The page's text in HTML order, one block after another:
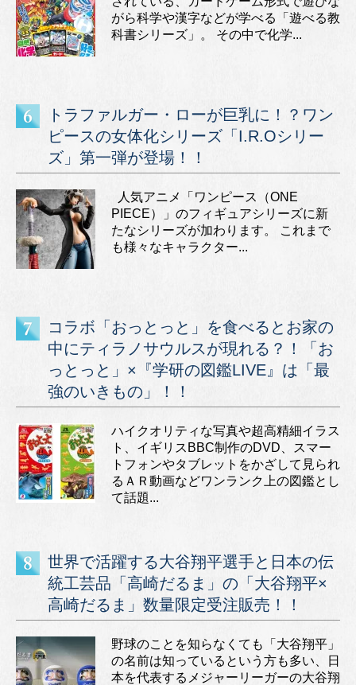
がら科学や漢字などが学べる「遊べる教
科書シリーズ」。 その中で化学...
トラファルガー・ローが巨乳に！？ワン
ピースの女体化シリーズ「I.R.Oシリー
ズ」第一弾が登場！！
人気アニメ「ワンピース（ONE
PIECE）」のフィギュアシリーズに新
たなシリーズが加わります。 これまで
も様々なキャラクター...
コラボ「おっとっと」を食べるとお家の
中にティラノサウルスが現れる？！「お
っとっと」×『学研の図鑑LIVE』は「最
強のいきもの」！！
ハイクオリティな写真や超高精細イラス
ト、イギリスBBC制作のDVD、スマー
トフォンやタブレットをかざして見られ
るＡＲ動画などワンランク上の図鑑とし
て話題...
世界で活躍する大谷翔平選手と日本の伝
統工芸品「高崎だるま」の「大谷翔平×
高崎だるま」数量限定受注販売！！
野球のことを知らなくても「大谷翔平」
の名前は知っているという方も多い、日
本を代表するメジャーリーガーの大谷翔